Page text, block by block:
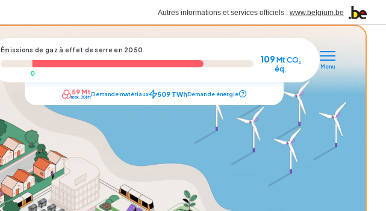
Autres informations et services officiels : www.belgium.be
Émissions de gaz à effet de serre en 2050
109 Mt CO₂
éq.
59 Mt
max.30MtDemande matériaux 509 TWhDemande énergie
Menu